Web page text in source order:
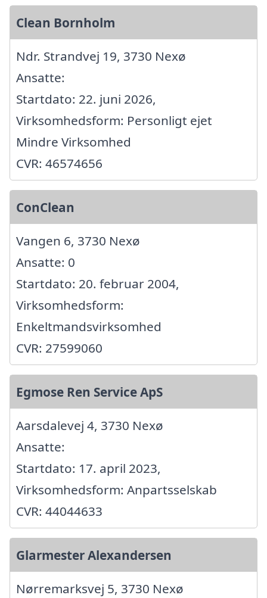
Clean Bornholm
Ndr. Strandvej 19, 3730 Nexø
Ansatte:
Startdato: 22. juni 2026,
Virksomhedsform: Personligt ejet
Mindre Virksomhed
CVR: 46574656
ConClean
Vangen 6, 3730 Nexø
Ansatte: 0
Startdato: 20. februar 2004,
Virksomhedsform:
Enkeltmandsvirksomhed
CVR: 27599060
Egmose Ren Service ApS
Aarsdalevej 4, 3730 Nexø
Ansatte:
Startdato: 17. april 2023,
Virksomhedsform: Anpartsselskab
CVR: 44044633
Glarmester Alexandersen
Nørremarksvej 5, 3730 Nexø